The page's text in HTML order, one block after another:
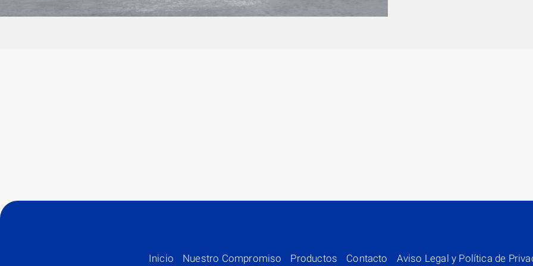
Inicio Nuestro Compromiso Productos Contacto Aviso Legal y Política de